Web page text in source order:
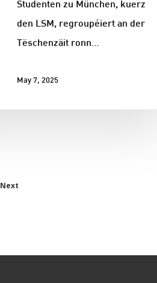
Studenten zu München, kuerz
den LSM, regroupéiert an der
Tëschenzäit ronn…
May 7, 2025
Next